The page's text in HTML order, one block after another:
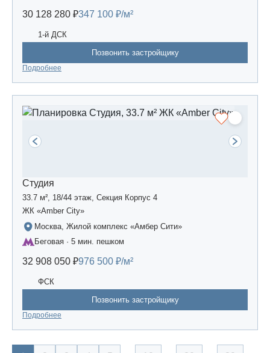
30 128 280 ₽347 100 ₽/м²
1-й ДСК
Позвонить застройщику
Подробнее
Студия
33.7 м², 18/44 этаж, Секция Корпус 4
ЖК «Amber Сity»
Москва, Жилой комплекс «Амбер Сити»
Беговая · 5 мин. пешком
32 908 050 ₽976 500 ₽/м²
ФСК
Позвонить застройщику
Подробнее